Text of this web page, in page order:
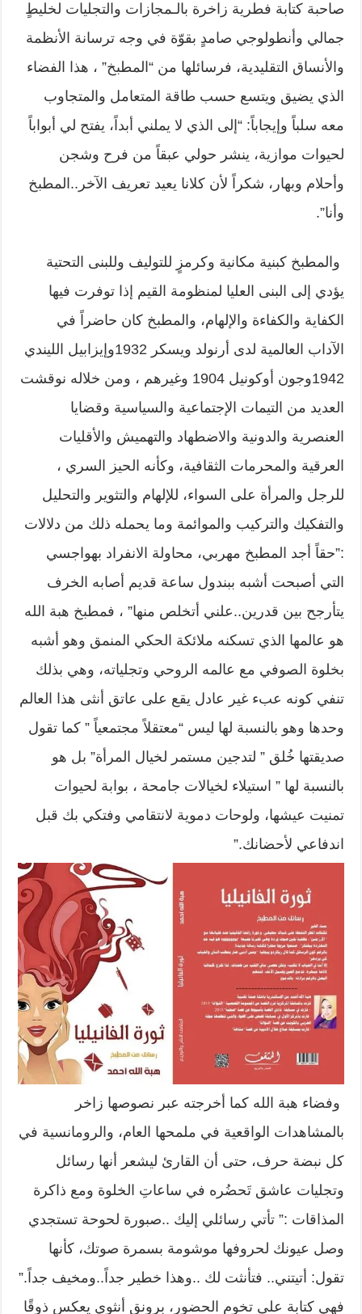
صاحبة كتابة فطرية زاخرة بالـمجازات والتجليات لخليطٍ
جمالي وأنطولوجي صامدٍ بقوّة في وجه ترسانة الأنظمة
والأنساق التقليدية، فرسائلها من “المطبخ” ، هذا الفضاء
الذي يضيق ويتسع حسب طاقة المتعامل والمتجاوب
معه سلباً وإيجاباً: “إلى الذي لا يملني أبداً، يفتح لي أبواباً
لحيوات موازية، ينشر حولي عبقاً من فرح وشجن
وأحلام وبهار، شكراً لأن كلانا يعيد تعريف الآخر..المطبخ
وأنا”.
والمطبخ كبنية مكانية وكرمزٍ للتوليف وللبنى التحتية
يؤدي إلى البنى العليا لمنظومة القيم إذا توفرت فيها
الكفاية والكفاءة والإلهام، والمطبخ كان حاضراً في
الآداب العالمية لدى أرنولد ويسكر 1932وإيزابيل الليندي
1942وجون أوكونيل 1904 وغيرهم ، ومن خلاله نوقشت
العديد من التيمات الإجتماعية والسياسية وقضايا
العنصرية والدونية والاضطهاد والتهميش والأقليات
العرقية والمحرمات الثقافية، وكأنه الحيز السري ،
للرجل والمرأة على السواء، للإلهام والتثوير والتحليل
والتفكيك والتركيب والموائمة وما يحمله ذلك من دلالات
:”حقاً أجد المطبخ مهربي، محاولة الانفراد بهواجسي
التي أصبحت أشبه ببندول ساعة قديم أصابه الخرف
يتأرجح بين قدرين..علني أتخلص منها” ، فمطبخ هبة الله
هو عالمها الذي تسكنه ملائكة الحكي المنمق وهو أشبه
بخلوة الصوفي مع عالمه الروحي وتجلياته، وهي بذلك
تنفي كونه عبء غير عادل يقع على عاتق أنثى هذا العالم
وحدها وهو بالنسبة لها ليس “معتقلاً مجتمعياً ” كما تقول
صديقتها خُلق ” لتدجين مستمر لخيال المرأة” بل هو
بالنسبة لها ” استيلاء لخيالات جامحة ، بوابة لحيوات
تمنيت عيشها، ولوحات دموية لانتقامي وفتكي بك قبل
اندفاعي لأحضانك.”
وفضاء هبة الله كما أخرجته عبر نصوصها زاخر
بالمشاهدات الواقعية في ملمحها العام، والرومانسية في
كل نبضة حرف، حتى أن القارئ ليشعر أنها رسائل
وتجليات عاشق تَحضُره في ساعاتِ الخلوة ومع ذاكرة
المذاقات :” تأتي رسائلي إليك ..صبورة لحوحة تستجدي
وصل عيونك لحروفها موشومة بسمرة صوتك، كأنها
تقول: أتيتني.. فتأنثت لك ..وهذا خطير جداً..ومخيف جداً.”
فهي كتابة على تخوم الحضور، برونق أنثوي يعكس ذوقًا